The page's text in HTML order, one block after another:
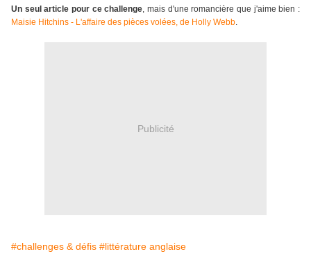
Un seul article pour ce challenge, mais d'une romancière que j'aime bien :
Maisie Hitchins - L'affaire des pièces volées, de Holly Webb.
Publicité
#challenges & défis #littérature anglaise